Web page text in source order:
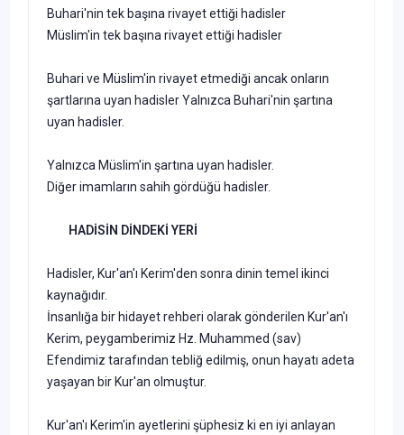
Buhari'nin tek başına rivayet ettiği hadisler
Müslim'in tek başına rivayet ettiği hadisler
Buhari ve Müslim'in rivayet etmediği ancak onların
şartlarına uyan hadisler Yalnızca Buhari'nin şartına
uyan hadisler.
Yalnızca Müslim'in şartına uyan hadisler.
Diğer imamların sahih gördüğü hadisler.
HADİSİN DİNDEKİ YERİ
Hadisler, Kur'an'ı Kerim'den sonra dinin temel ikinci
kaynağıdır.
İnsanlığa bir hidayet rehberi olarak gönderilen Kur'an'ı
Kerim, peygambe­rimiz Hz. Muhammed (sav)
Efendimiz tarafından tebliğ edilmiş, onun hayatı adeta
yaşayan bir Kur'an olmuştur.
Kur'an'ı Kerim'in ayetlerini şüphesiz ki en iyi anlayan